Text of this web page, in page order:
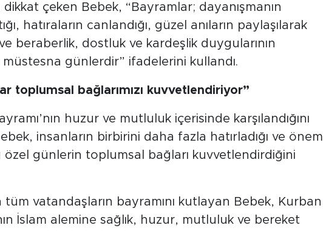
çeken Bebek, “Bayramlar; dayanışmanın
hatıraların canlandığı, güzel anıların paylaşılarak
beraberlik, dostluk ve kardeşlik duygularının
müstesna günlerdir” ifadelerini kullandı.
toplumsal bağlarımızı kuvvetlendiriyor”
huzur ve mutluluk içerisinde karşılandığını
insanların birbirini daha fazla hatırladığı ve önem
özel günlerin toplumsal bağları kuvvetlendirdiğini
tüm vatandaşların bayramını kutlayan Bebek, Kurban
İslam alemine sağlık, huzur, mutluluk ve bereket